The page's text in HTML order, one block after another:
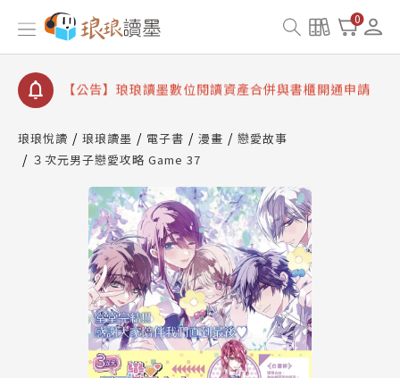
0
【公告】因 Readmoo 讀墨系統維護中，本站同步暫
停部分閱讀服務
【公告】琅琅讀墨數位閱讀資產合併與書櫃開通申請
【公告】琅琅讀墨書櫃開通常見問題
請圖文教學
【公告】琅琅書店服務升級重要說明及資產合併結果
查詢
【公告】因 Readmoo 讀墨系統維護中，本站同步暫
停部分閱讀服務
琅琅悅讀 琅琅讀墨 電子書 漫畫
戀愛故事
３次元男子戀愛攻略 Game 37